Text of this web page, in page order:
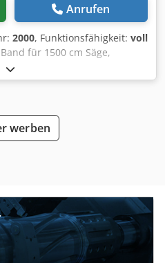
Anrufen
2000, Funktionsfähigkeit: voll
für 1500 cm Säge,
Plattenförderer mit Halterung.
Ijyock
werben